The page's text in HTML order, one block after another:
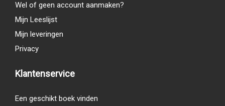
Wel of geen account aanmaken?
Mijn Leeslijst
Mijn leveringen
Privacy
Klantenservice
Een geschikt boek vinden